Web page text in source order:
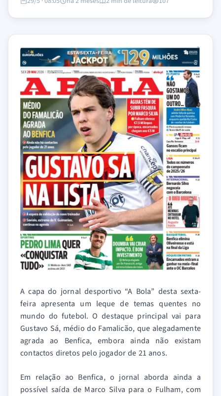
A capa do jornal desportivo “A Bola” desta sexta-
feira apresenta um leque de temas quentes no
mundo do futebol. O destaque principal vai para
Gustavo Sá, médio do Famalicão, que alegadamente
agrada ao Benfica, embora ainda não existam
contactos diretos pelo jogador de 21 anos.
Em relação ao Benfica, o jornal aborda ainda a
possível saída de Marco Silva para o Fulham, com